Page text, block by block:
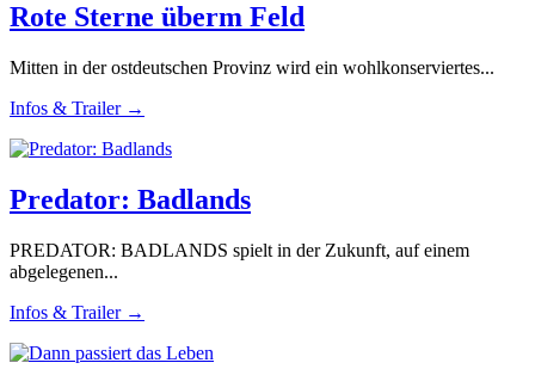
Rote Sterne überm Feld
Mitten in der ostdeutschen Provinz wird ein wohlkonserviertes...
Infos & Trailer →
Predator: Badlands
PREDATOR: BADLANDS spielt in der Zukunft, auf einem
abgelegenen...
Infos & Trailer →